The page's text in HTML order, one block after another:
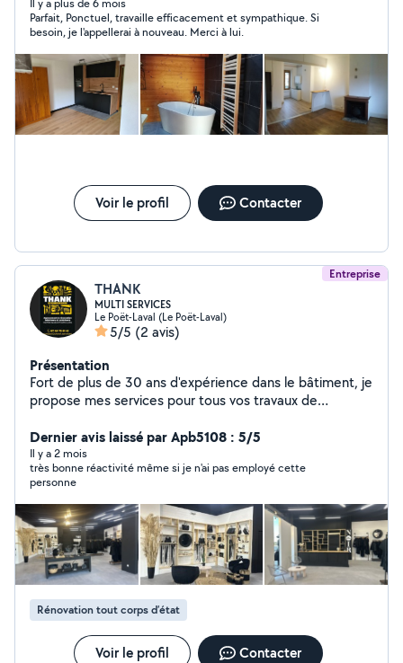
également pour les travaux extérieurs comme les
terrasses bois, le bardage de façade et la construction
d'abris bois.
Il y a plus de 6 mois
Parfait, Ponctuel, travaille efficacement et sympathique. Si
besoin, je l'appellerai à nouveau. Merci à lui.
Voir le profil Contacter
Entreprise
THANK
MULTI SERVICES
Le Poët-Laval (Le Poët-Laval)
5/5 (2 avis)
Présentation
Fort de plus de 30 ans d'expérience dans le bâtiment, je
propose mes services pour tous vos travaux de
de magasins. Polyvalent et soigneux, j'interviens aussi
bien sur des petits chantiers que sur des projets
complets. Je réalise notamment : Placo (cloisons,
doublages) et bandes Peinture traditionnelle ainsi que
peinture au pistolet Travaux d'électricité Travaux de
plomberie Pose de tous types de sols (parquet,
carrelage, PVC) Petite maçonnerie Pose de huisseries
(portes, fenêtres) Agencement de magasins
(aménagement, optimisation des espaces, finitions)
Sérieux, minutieux et à l'écoute, je m'engage à fournir un
travail propre et de qualité, avec des finitions soignées.
N'hésitez pas à me contacter pour discuter de votre
projet et obtenir un devis.
Dernier avis laissé par Apb5108 : 5/5
Il y a 2 mois
très bonne réactivité même si je n'ai pas employé cette
personne
Rénovation tout corps d’état
Voir le profil Contacter